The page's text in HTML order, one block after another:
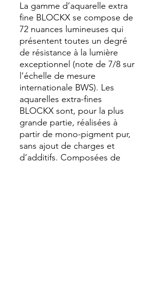
La gamme d’aquarelle extra
fine BLOCKX se compose de
72 nuances lumineuses qui
présentent toutes un degré
de résistance à la lumière
exceptionnel (note de 7/8 sur
l’échelle de mesure
internationale BWS). Les
aquarelles extra-fines
BLOCKX sont, pour la plus
grande partie, réalisées à
partir de mono-pigment pur,
sans ajout de charges et
d’additifs. Composées de